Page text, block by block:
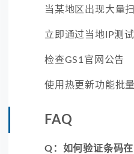
当某地区出现大量
立即通过当地IP测
检查GS1官网公告
使用热更新功能批
FAQ
Q：如何验证条码